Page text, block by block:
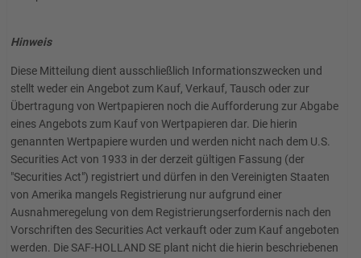
Hinweis
Diese Mitteilung dient ausschließlich Informationszwecken und
stellt weder ein Angebot zum Kauf, Verkauf, Tausch oder zur
Übertragung von Wertpapieren noch die Aufforderung zur Abgabe
eines Angebots zum Kauf von Wertpapieren dar. Die hierin
genannten Wertpapiere wurden und werden nicht nach dem U.S.
Securities Act von 1933 in der derzeit gültigen Fassung (der
"Securities Act") registriert und dürfen in den Vereinigten Staaten
von Amerika mangels Registrierung nur aufgrund einer
Ausnahmeregelung von dem Registrierungserfordernis nach den
Vorschriften des Securities Act verkauft oder zum Kauf angeboten
werden. Die SAF-HOLLAND SE plant nicht die hierin beschriebenen